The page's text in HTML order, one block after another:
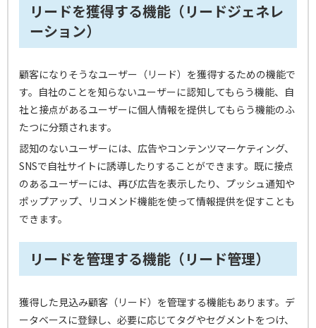
リードを獲得する機能（リードジェネレ
ーション）
顧客になりそうなユーザー（リード）を獲得するための機能で
す。自社のことを知らないユーザーに認知してもらう機能、自
社と接点があるユーザーに個人情報を提供してもらう機能のふ
たつに分類されます。
認知のないユーザーには、広告やコンテンツマーケティング、
SNSで自社サイトに誘導したりすることができます。既に接点
のあるユーザーには、再び広告を表示したり、プッシュ通知や
ポップアップ、リコメンド機能を使って情報提供を促すことも
できます。
リードを管理する機能（リード管理）
獲得した見込み顧客（リード）を管理する機能もあります。デ
ータベースに登録し、必要に応じてタグやセグメントをつけ、